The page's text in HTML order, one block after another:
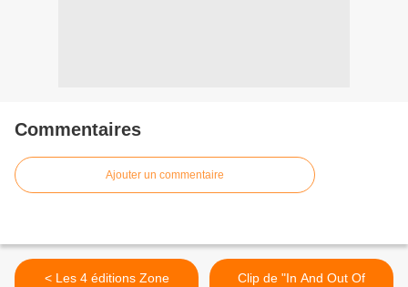
Commentaires
Ajouter un commentaire
< Les 4 éditions Zone
Clip de "In And Out Of